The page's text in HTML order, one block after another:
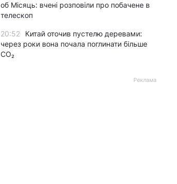
об Місяць: вчені розповіли про побачене в
телескоп
20:52
Китай оточив пустелю деревами:
через роки вона почала поглинати більше
CO₂
Реклама